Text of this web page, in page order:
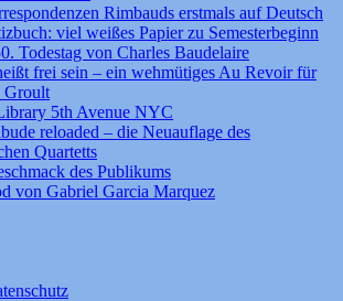
Rimbauds erstmals auf Deutsch
viel weißes Papier zu Semesterbeginn
Todestag von Charles Baudelaire
frei sein – ein wehmütiges Au Revoir für
Groult
5th Avenue NYC
reloaded – die Neuauflage des
Quartetts
des Publikums
von Gabriel Garcia Marquez